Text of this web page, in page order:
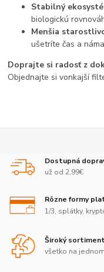
Stabilný
biologickú
Menšia
ušetríte čas a
Doprajte si radosť z
Objednajte si vonkajší
Dostupná
už od 2,99€
Rôzne formy
1/3, splátky,
Široký
všetko na